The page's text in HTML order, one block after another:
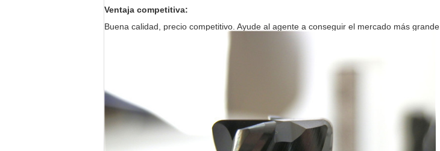
Ventaja competitiva:
Buena calidad, precio competitivo. Ayude al agente a conseguir el mercado más grande